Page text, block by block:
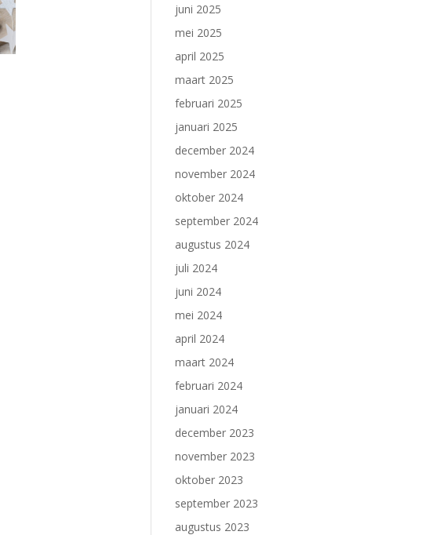
juni 2025
mei 2025
april 2025
maart 2025
februari 2025
januari 2025
december 2024
november 2024
oktober 2024
september 2024
augustus 2024
juli 2024
juni 2024
mei 2024
april 2024
maart 2024
februari 2024
januari 2024
december 2023
november 2023
oktober 2023
september 2023
augustus 2023